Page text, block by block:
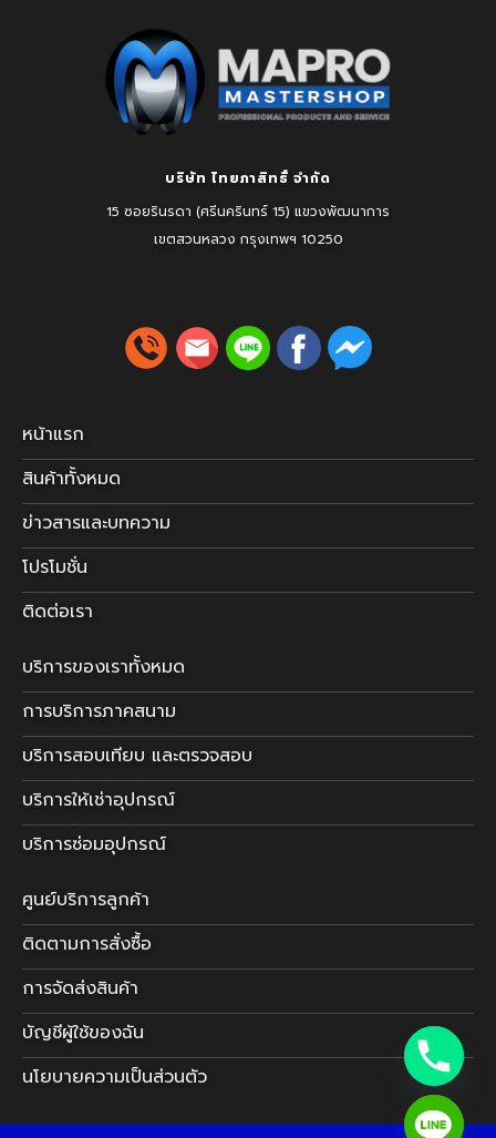
บริษัท ไทยภาสิทธิ์ จำกัด
15 ซอยรินรดา (ศรีนครินทร์ 15) แขวงพัฒนาการ
เขตสวนหลวง กรุงเทพฯ 10250
หน้าแรก
สินค้าทั้งหมด
ข่าวสารและบทความ
โปรโมชั่น
ติดต่อเรา
บริการของเราทั้งหมด
การบริการภาคสนาม
บริการสอบเทียบ และตรวจสอบ
บริการให้เช่าอุปกรณ์
บริการซ่อมอุปกรณ์
ศูนย์บริการลูกค้า
ติดตามการสั่งซื้อ
การจัดส่งสินค้า
บัญชีผู้ใช้ของฉัน
นโยบายความเป็นส่วนตัว